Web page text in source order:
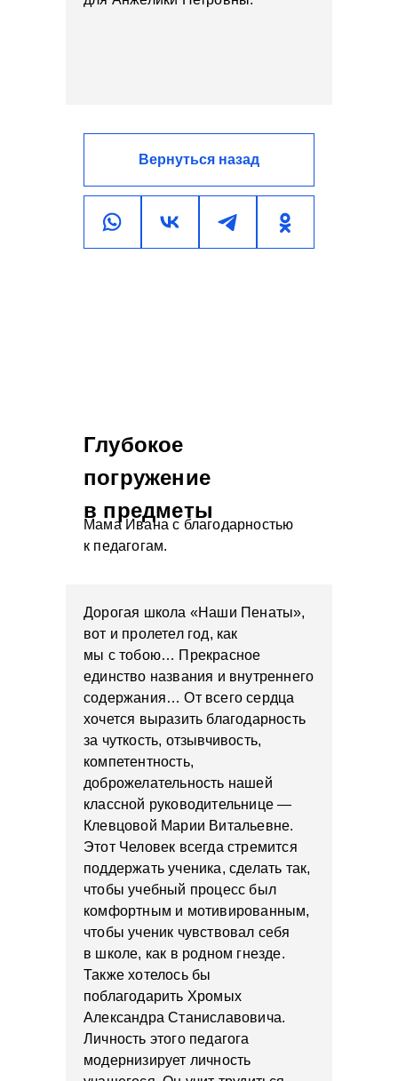
Вернуться назад
Глубокое
погружение
в предметы
Мама Ивана с благодарностью
к педагогам.
Дорогая школа «Наши Пенаты»,
вот и пролетел год, как
мы с тобою… Прекрасное
единство названия и внутреннего
содержания… От всего сердца
хочется выразить благодарность
за чуткость, отзывчивость,
компетентность,
доброжелательность нашей
классной руководительнице —
Клевцовой Марии Витальевне.
Этот Человек всегда стремится
поддержать ученика, сделать так,
чтобы учебный процесс был
комфортным и мотивированным,
чтобы ученик чувствовал себя
в школе, как в родном гнезде.
Также хотелось бы
поблагодарить Хромых
Александра Станиславовича.
Личность этого педагога
модернизирует личность